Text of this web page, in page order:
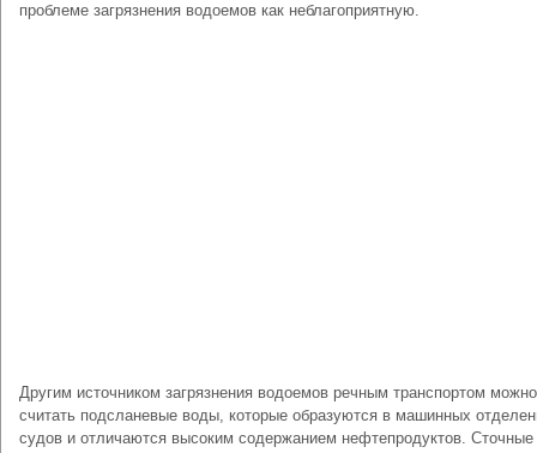
проблеме загрязнения водоемов как неблагоприятную.
Другим источником загрязнения водоемов речным транспортом можно
считать подсланевые воды, которые образуются в машинных
судов и отличаются высоким содержанием нефтепродуктов.